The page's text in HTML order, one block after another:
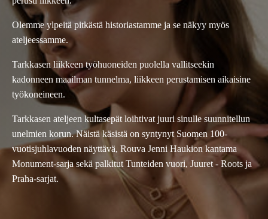
Olemme ylpeitä pitkästä historiastamme ja se näkyy myös
ateljeessamme.
Tarkkasen liikkeen työhuoneiden puolella vallitseekin
kadonneen maailman tunnelma, liikkeen perustamisen aikaisine
työkoneineen.
Tarkkasen ateljeen kultasepät loihtivat juuri sinulle suunnitellun
unelmien korun. Näistä käsistä on syntynyt Suomen 100-
vuotisjuhlavuoden näyttävä, Rouva Jenni Haukion kantama
Monument-sarja sekä palkitut Tunteiden vuori, Juuret - Roots ja
Praha-sarjat.